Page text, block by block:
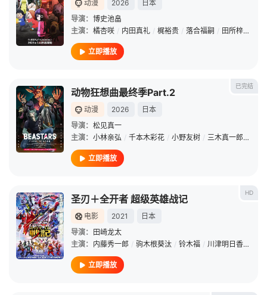
动漫 2026
日本
导演： 博史池畠
主演： 橘杏咲 / 内田真礼 / 梶裕贵 / 落合福嗣 / 田所梓 /
立即播放
已完结
动物狂想曲最终季Part.2
动漫 2026
日本
导演： 松见真一
主演： 小林亲弘 / 千本木彩花 / 小野友树 / 三木真一郎 /
立即播放
HD
圣刃＋全开者 超级英雄战记
电影 2021
日本
导演：
田崎龙太
主演： 内藤秀一郎 / 驹木根葵汰 / 铃木福 / 川津明日香 /
立即播放